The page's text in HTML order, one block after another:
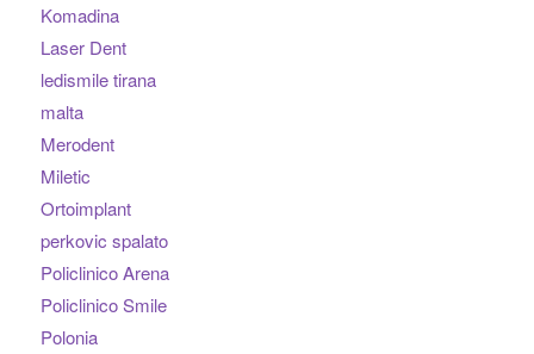
Komadina
Laser Dent
ledismile tirana
malta
Merodent
Miletic
Ortoimplant
perkovic spalato
Policlinico Arena
Policlinico Smile
Polonia